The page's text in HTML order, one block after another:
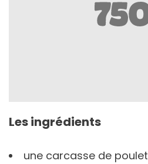
Les ingrédients
une carcasse de poulet